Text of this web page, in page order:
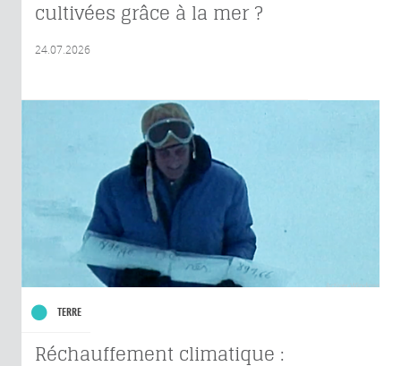
cultivées grâce à la mer ?
24.07.2026
TERRE
Réchauffement climatique :